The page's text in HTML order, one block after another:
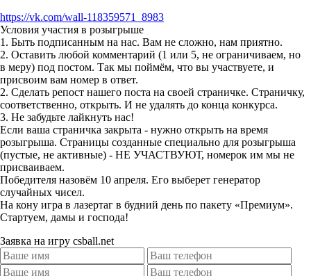
https://vk.com/wall-118359571_8983
Условия участия в розыгрыше
1. Быть подписанным на нас. Вам не сложно, нам приятно.
2. Оставить любой комментарий (1 или 5, не ограничиваем, но
в меру) под постом. Так мы поймём, что вы участвуете, и
присвоим вам номер в ответ.
2. Сделать репост нашего поста на своей страничке. Страничку,
соответственно, открыть. И не удалять до конца конкурса.
3. Не забудьте лайкнуть нас!
Если ваша страничка закрыта - нужно открыть на время
розыгрыша. Страницы созданные специально для розыгрыша
(пустые, не активные) - НЕ УЧАСТВУЮТ, номерок им мы не
присваиваем.
Победителя назовём 10 апреля. Его выберет генератор
случайных чисел.
На кону игра в лазертаг в будний день по пакету «Премиум».
Стартуем, дамы и господа!
Заявка на игру csball.net